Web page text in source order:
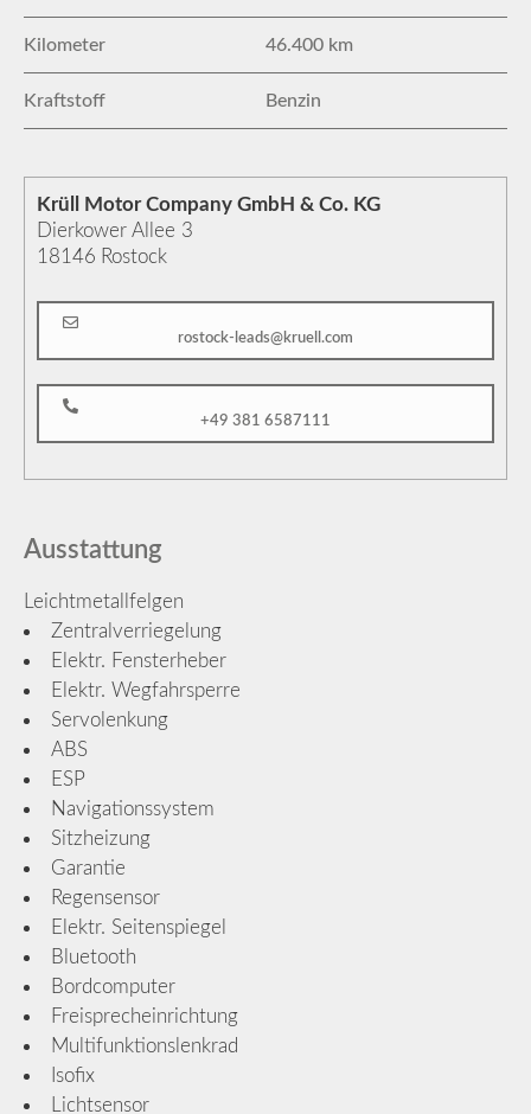
Kilometer 46.400 km
Kraftstoff Benzin
Krüll Motor Company GmbH & Co. KG
Dierkower Allee 3
18146 Rostock
rostock-leads@kruell.com
+49 381 6587111
Ausstattung
Leichtmetallfelgen
Zentralverriegelung
Elektr. Fensterheber
Elektr. Wegfahrsperre
Servolenkung
ABS
ESP
Navigationssystem
Sitzheizung
Garantie
Regensensor
Elektr. Seitenspiegel
Bluetooth
Bordcomputer
Freisprecheinrichtung
Multifunktionslenkrad
Isofix
Lichtsensor